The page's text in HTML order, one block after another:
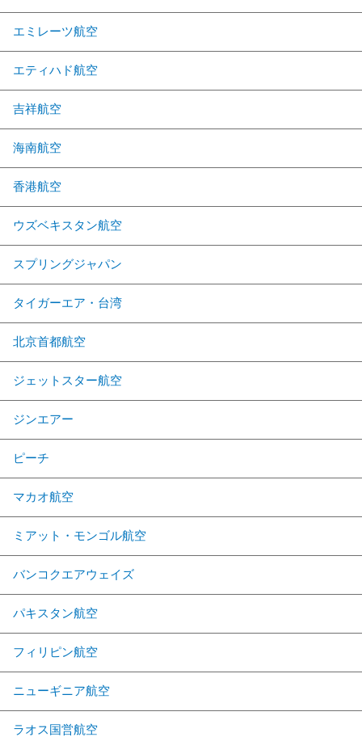
エミレーツ航空
エティハド航空
吉祥航空
海南航空
香港航空
ウズベキスタン航空
スプリングジャパン
タイガーエア・台湾
北京首都航空
ジェットスター航空
ジンエアー
ピーチ
マカオ航空
ミアット・モンゴル航空
バンコクエアウェイズ
パキスタン航空
フィリピン航空
ニューギニア航空
ラオス国営航空